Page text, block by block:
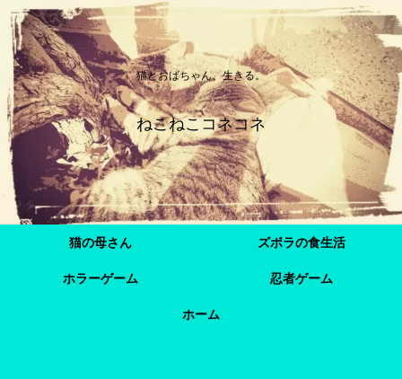
猫とおばちゃん、生きる。
ねこねこコネコネ
猫の母さん ズボラの食生活
ホラーゲーム 忍者ゲーム
ホーム